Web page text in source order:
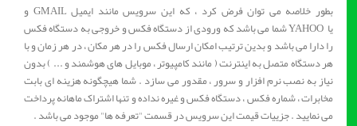
بطور خلاصه می توان فرض کرد ، که این سرویس مانند ایمیل GMAIL و
یا YAHOO شما می باشد که ورودی از دستگاه فکس و خروجی به دستگاه فکس
را دارا می باشد و بدین ترتیب امکان ارسال فکس را در هر مکان ، در هر زمان و با
هر دستگاه متصل به اینترنت ( مانند کامپیوتر ، موبایل های هوشمند و ... ) بدون
نیاز به نصب نرم افزار و سرور ، مقدور می سازد . شما هیچگونه هزینه ای بابت
مخابرات ، شماره فکس ، دستگاه فکس و غیره نداده و تنها اشتراک ماهانه پرداخت
می نمایید . جزییات قیمت این سرویس در قسمت "تعرفه ها" موجود می باشد .